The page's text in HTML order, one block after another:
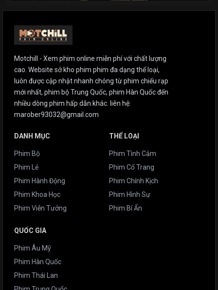
Motchill - Xem phim online miễn phí với chất lượng
cao. Website sở kho phim phim đa dạng thể loại,
luôn được cập nhật nhanh chóng từ phim chiếu rạp
mới nhất, phim bộ Trung Quốc, phim Hàn Quốc đến
nhiều dòng phim hấp dẫn khác. liên hệ:
marober93032@gmail.com
DANH MỤC
Phim Bộ
Phim Lẻ
Phim Hành Động
Phim Khoa Học
Phim Viễn Tưởng
THỂ LOẠI
Phim Tình Cảm
Phim Cổ Trang
Phim Chính Kịch
Phim Hình Sự
Phim Bí Ẩn
QUỐC GIA
Phim Âu Mỹ
Phim Hàn Quốc
Phim Thái Lan